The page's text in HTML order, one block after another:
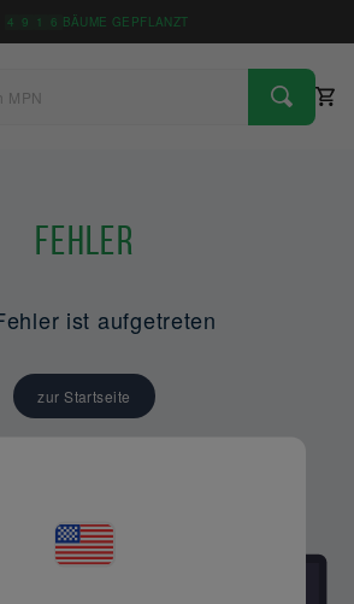
4 9 1 6 BÄUME GEPFLANZT
Fehler
ist aufgetreten
zur Startseite